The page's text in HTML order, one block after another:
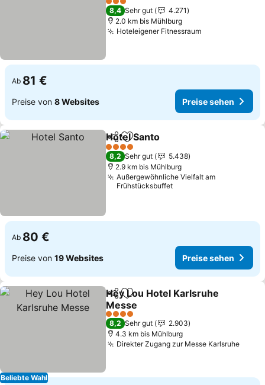
3 Sterne
8,4 Sehr gut
4.271
2.0 km bis Mühlburg
Hoteleigener Fitnessraum
Ab 81 €
Preise von 8 Websites Preise sehen
TeilenZu Favoriten hinzufügen
Hotel Santo
4 Sterne
8,2 Sehr gut
5.438
2.9 km bis Mühlburg
Außergewöhnliche Vielfalt am
Frühstücksbuffet
Ab 80 €
Preise von 19 Websites Preise sehen
Beliebte Wahl
TeilenZu Favoriten hinzufügen
Hey Lou Hotel Karlsruhe
Messe
4 Sterne
8,2 Sehr gut
2.903
4.3 km bis Mühlburg
Direkter Zugang zur Messe Karlsruhe